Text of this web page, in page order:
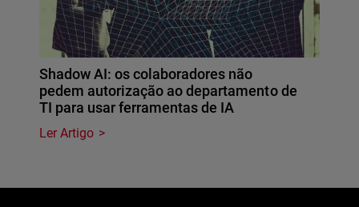
Shadow AI: os colaboradores não
pedem autorização ao departamento de
TI para usar ferramentas de IA
Ler Artigo